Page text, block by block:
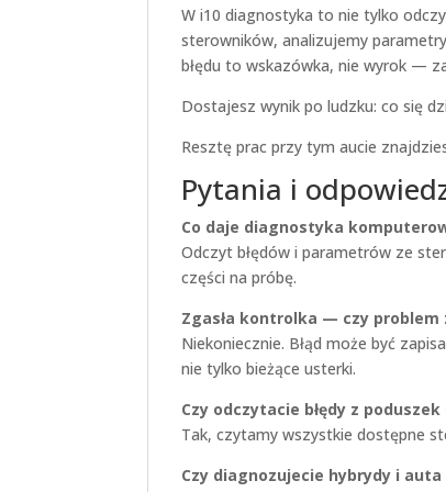
W i10 diagnostyka to nie tylko
sterowników, analizujemy
błędu to wskazówka, nie wyrok —
Dostajesz wynik po ludzku: co się
Resztę prac przy tym aucie
Pytania i
Co daje diagnostyka
Odczyt błędów i parametrów ze
części na próbę.
Zgasła kontrolka — czy problem
Niekoniecznie. Błąd może być
nie tylko bieżące usterki.
Czy odczytacie błędy z poduszek
Tak, czytamy wszystkie dostępne
Czy diagnozujecie hybrydy i